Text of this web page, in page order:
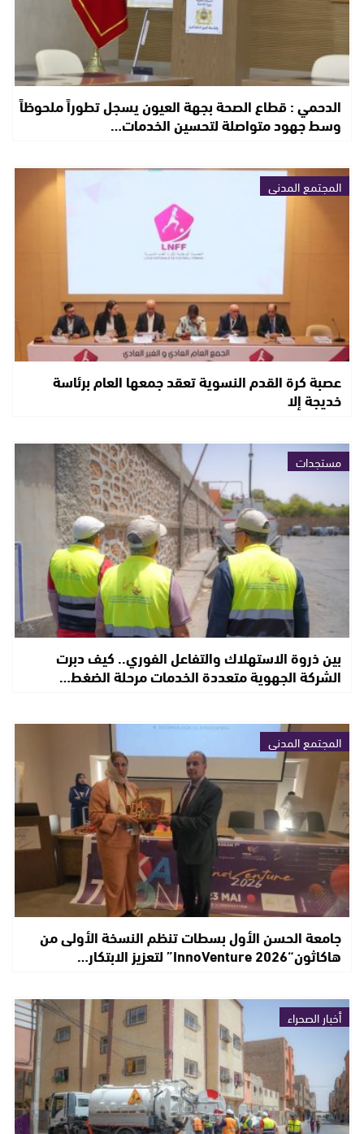
الدحمي : قطاع الصحة بجهة العيون يسجل تطوراً ملحوظاً
وسط جهود متواصلة لتحسين الخدمات…
المجتمع المدني
عصبة كرة القدم النسوية تعقد جمعها العام برئاسة
خديجة إلا
مستجدات
بين ذروة الاستهلاك والتفاعل الفوري.. كيف دبرت
الشركة الجهوية متعددة الخدمات مرحلة الضغط…
المجتمع المدني
جامعة الحسن الأول بسطات تنظم النسخة الأولى من
هاكاثون“InnoVenture 2026” لتعزيز الابتكار…
أخبار الصحراء